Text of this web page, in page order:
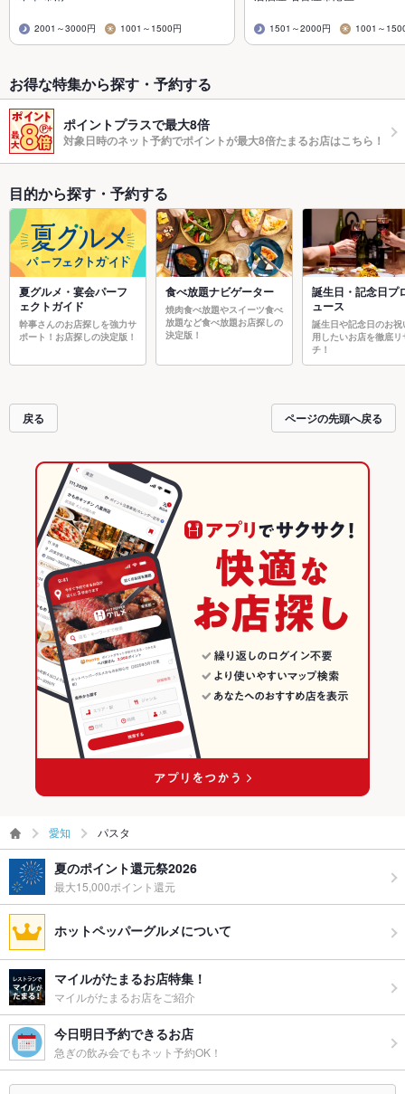
2001～3000円 1001～1500円 1501～2000円 1001～
お得な特集から探す・予約する
ポイントプラスで最大8倍
対象日時のネット予約でポイントが最大8倍たまるお店はこちら！
目的から探す・予約する
夏グルメ・宴会パーフ
ェクトガイド
幹事さんのお店探しを強力サ
ポート！お店探しの決定版！
食べ放題ナビゲーター
焼肉食べ放題やスイーツ食べ
放題など食べ放題お店探しの
決定版！
誕生日・記念日プ
ュース
誕生日や記念日のお祝
用したいお店を徹底リ
チ！
戻る ページの先頭へ戻る
愛知 パスタ
夏のポイント還元祭2026
最大15,000ポイント還元
ホットペッパーグルメについて
マイルがたまるお店特集！
マイルがたまるお店をご紹介
今日明日予約できるお店
急ぎの飲み会でもネット予約OK！